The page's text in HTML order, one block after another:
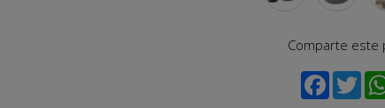
Comparte este